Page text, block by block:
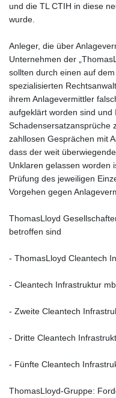
und die TL CTIH in diese
wurde.
Anleger, die über
Unternehmen der
sollten durch einen auf
spezialisierten
ihrem Anlagevermittler
aufgeklärt worden sind und
Schadensersatzansprüche
zahllosen Gesprächen mit
dass der weit
Unklaren gelassen worden
Prüfung des jeweiligen
Vorgehen gegen
ThomasLloyd
betroffen sind
- ThomasLloyd Cleantech
- Cleantech Infrastruktur
- Zweite Cleantech
- Dritte Cleantech
- Fünfte Cleantech
ThomasLloyd-Gruppe: